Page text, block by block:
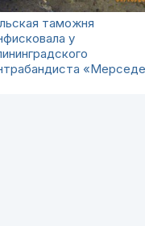
таможня
у